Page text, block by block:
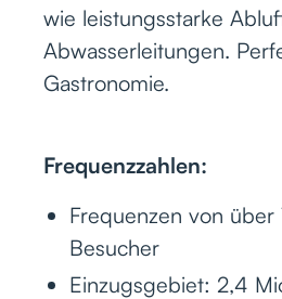
wie leistungsstarke
Abwasserleitungen.
Gastronomie.
Frequenzzahlen:
Frequenzen von
Besucher
Einzugsgebiet: 2,4